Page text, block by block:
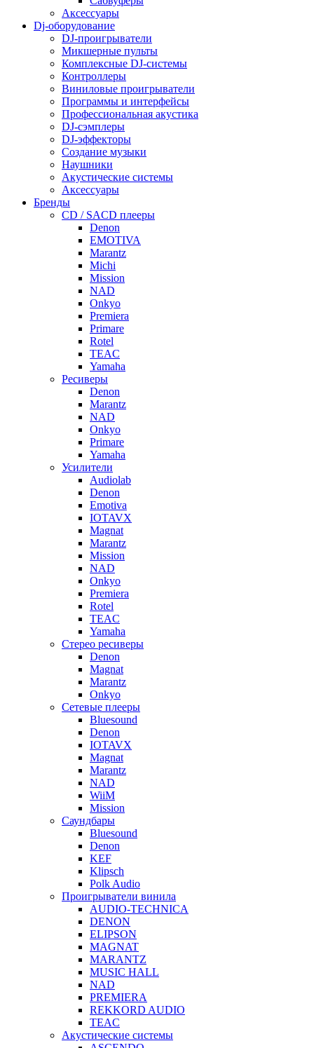
Аксессуары
Dj-оборудование
DJ-проигрыватели
Микшерные пульты
Комплексные DJ-системы
Контроллеры
Виниловые проигрыватели
Программы и интерфейсы
Профессиональная акустика
DJ-сэмплеры
DJ-эффекторы
Создание музыки
Наушники
Акустические системы
Аксессуары
Бренды
CD / SACD плееры
Denon
EMOTIVA
Marantz
Michi
Mission
NAD
Onkyo
Premiera
Primare
Rotel
TEAC
Yamaha
Ресиверы
Denon
Marantz
NAD
Onkyo
Primare
Yamaha
Усилители
Audiolab
Denon
Emotiva
IOTAVX
Magnat
Marantz
Mission
NAD
Onkyo
Premiera
Rotel
TEAC
Yamaha
Стерео ресиверы
Denon
Magnat
Marantz
Onkyo
Сетевые плееры
Bluesound
Denon
IOTAVX
Magnat
Marantz
NAD
WiiM
Mission
Саундбары
Bluesound
Denon
KEF
Klipsch
Polk Audio
Проигрыватели винила
AUDIO-TECHNICA
DENON
ELIPSON
MAGNAT
MARANTZ
MUSIC HALL
NAD
PREMIERA
REKKORD AUDIO
TEAC
Акустические системы